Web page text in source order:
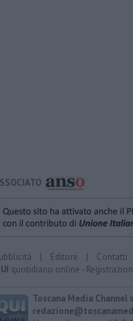
| Editore | Contatti
quotidiano online -
Toscana Media Channel